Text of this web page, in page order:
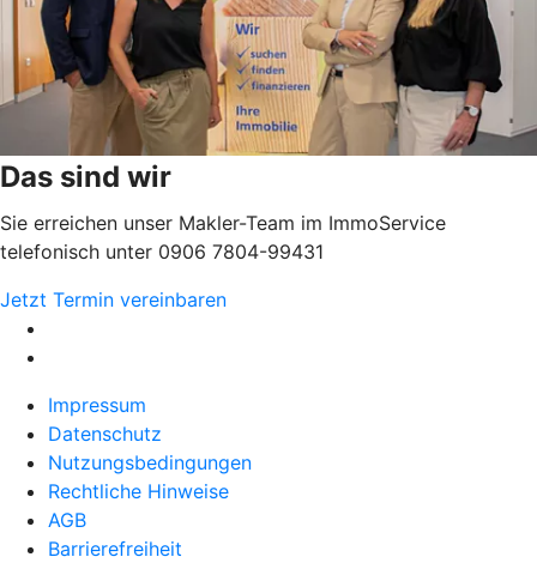
Das sind wir
Sie erreichen unser Makler-Team im ImmoService
telefonisch unter 0906 7804-99431
Jetzt Termin vereinbaren
Impressum
Datenschutz
Nutzungsbedingungen
Rechtliche Hinweise
AGB
Barrierefreiheit